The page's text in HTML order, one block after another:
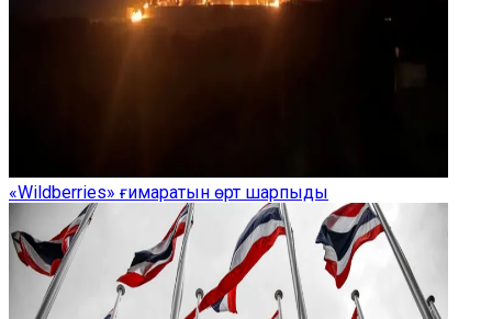
«Wildberries» ғимаратын өрт шарпыды